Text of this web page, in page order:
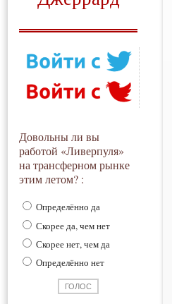
Довольны ли вы
работой «Ливерпуля»
на трансферном рынке
этим летом? :
Определённо да
Скорее да, чем нет
Скорее нет, чем да
Определённо нет